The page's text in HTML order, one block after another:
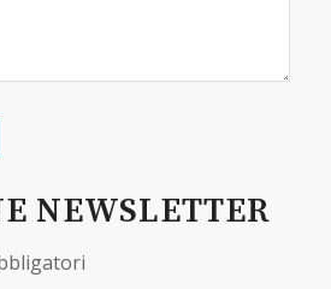
NEWSLETTER